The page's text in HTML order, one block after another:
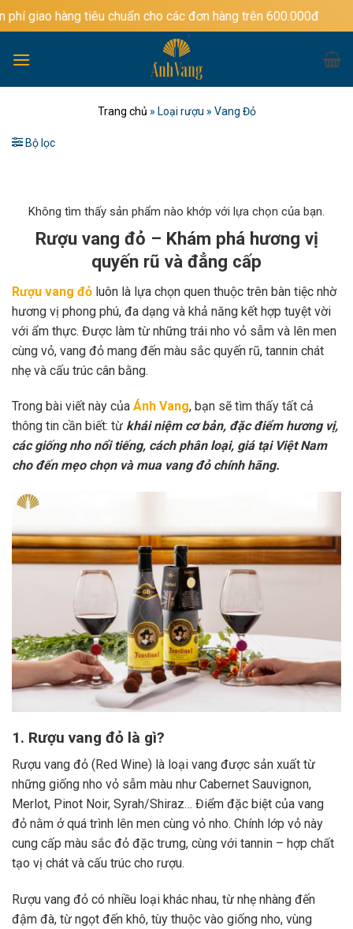
qua
dung
tiêu chuẩn cho các đơn hàng trên 600.000đ
Trang chủ » Loại rượu » Vang Đỏ
Bộ lọc
Không tìm thấy sản phẩm nào khớp với lựa chọn của bạn.
Rượu vang đỏ – Khám phá hương vị
quyến rũ và đẳng cấp
Rượu vang đỏ luôn là lựa chọn quen thuộc trên bàn tiệc nhờ
hương vị phong phú, đa dạng và khả năng kết hợp tuyệt vời
với ẩm thực. Được làm từ những trái nho vỏ sẫm và lên men
cùng vỏ, vang đỏ mang đến màu sắc quyến rũ, tannin chát
nhẹ và cấu trúc cân bằng.
Trong bài viết này của Ánh Vang, bạn sẽ tìm thấy tất cả
thông tin cần biết: từ khái niệm cơ bản, đặc điểm hương vị,
các giống nho nổi tiếng, cách phân loại, giá tại Việt Nam
cho đến mẹo chọn và mua vang đỏ chính hãng.
1. Rượu vang đỏ là gì?
Rượu vang đỏ (Red Wine) là loại vang được sản xuất từ
những giống nho vỏ sẫm màu như Cabernet Sauvignon,
Merlot, Pinot Noir, Syrah/Shiraz… Điểm đặc biệt của vang
đỏ nằm ở quá trình lên men cùng vỏ nho. Chính lớp vỏ này
cung cấp màu sắc đỏ đặc trưng, cùng với tannin – hợp chất
tạo vị chát và cấu trúc cho rượu.
Rượu vang đỏ có nhiều loại khác nhau, từ nhẹ nhàng đến
đậm đà, từ ngọt đến khô, tùy thuộc vào giống nho, vùng